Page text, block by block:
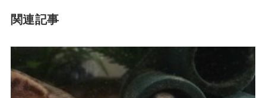
関連記事